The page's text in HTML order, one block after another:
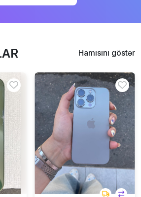
Hamısını göstər